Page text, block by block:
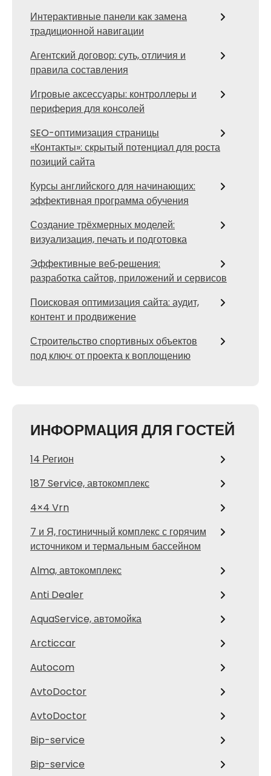
Интерактивные панели как замена
традиционной навигации
Агентский договор: суть, отличия и
правила составления
Игровые аксессуары: контроллеры и
периферия для консолей
SEO-оптимизация страницы
«Контакты»: скрытый потенциал для роста
позиций сайта
Курсы английского для начинающих:
эффективная программа обучения
Создание трёхмерных моделей:
визуализация, печать и подготовка
Эффективные веб‑решения:
разработка сайтов, приложений и сервисов
Поисковая оптимизация сайта: аудит,
контент и продвижение
Строительство спортивных объектов
под ключ: от проекта к воплощению
ИНФОРМАЦИЯ ДЛЯ ГОСТЕЙ
14 Регион
187 Service, автокомплекс
4×4 Vrn
7 и Я, гостиничный комплекс с горячим
источником и термальным бассейном
Alma, автокомплекс
Anti Dealer
AquaService, автомойка
Arcticcar
Autocom
AvtoDoctor
AvtoDoctor
Bip-service
Bip-service